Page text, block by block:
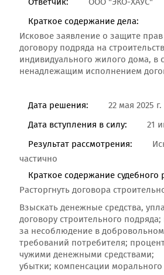
Краткое содержание дела:
Исковое заявление о защите
договору подряда на
индивидуального жилого дома, в
ненадлежащим исполнением
Дата решения:
22 мая 2025 г.
Дата вступления в силу:
21
Результат рассмотрения:
частично
Краткое содержание судебного
Расторгнуть договора
Взыскать денежные средства,
договору строительного
за несоблюдение в
требований потребителя;
чужими денежными средствами;
убытки; компенсации морального